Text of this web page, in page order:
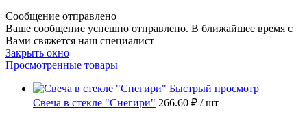
Сообщение отправлено
Ваше сообщение успешно отправлено. В ближайшее время с
Вами свяжется наш специалист
Закрыть окно
Просмотренные товары
Быстрый просмотр
Свеча в стекле "Снегири" 266.60 ₽ / шт